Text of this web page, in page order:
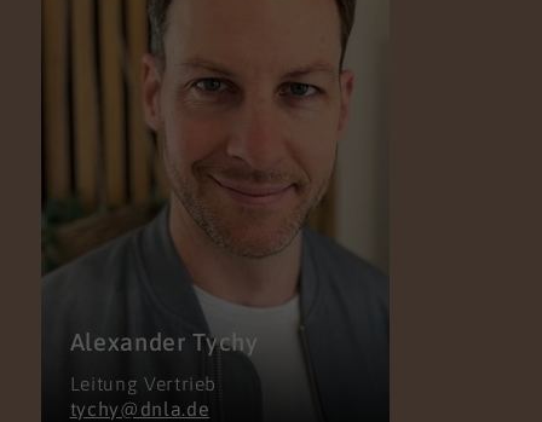
Alexander Tychy
Leitung Vertrieb
tychy@dnla.de